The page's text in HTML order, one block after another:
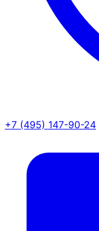
+7 (495) 147-90-24